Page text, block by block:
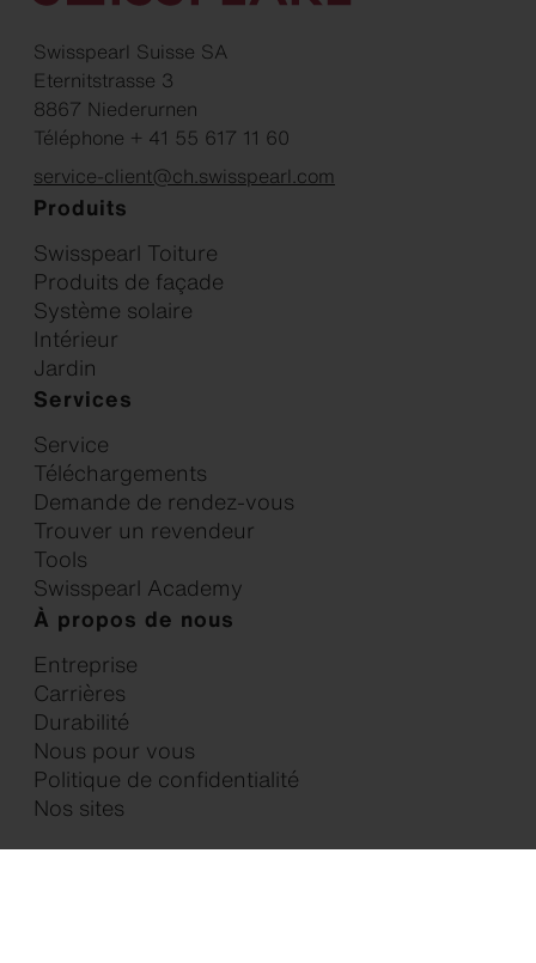
Swisspearl Suisse SA
Eternitstrasse 3
8867 Niederurnen
Téléphone + 41 55 617 11 60
service-client@ch.swisspearl.com
Produits
Swisspearl Toiture
Produits de façade
Système solaire
Intérieur
Jardin
Services
Service
Téléchargements
Demande de rendez-vous
Trouver un revendeur
Tools
Swisspearl Academy
À propos de nous
Entreprise
Carrières
Durabilité
Nous pour vous
Politique de confidentialité
Nos sites